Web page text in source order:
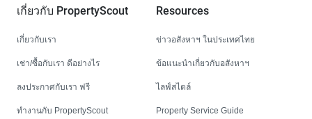
เกี่ยวกับ PropertyScout
เกี่ยวกับเรา
เช่า/ซื้อกับเรา ดีอย่างไร
ลงประกาศกับเรา ฟรี
ทำงานกับ PropertyScout
Resources
ข่าวอสังหาฯ ในประเทศไทย
ข้อแนะนำเกี่ยวกับอสังหาฯ
ไลฟ์สไตล์
Property Service Guide